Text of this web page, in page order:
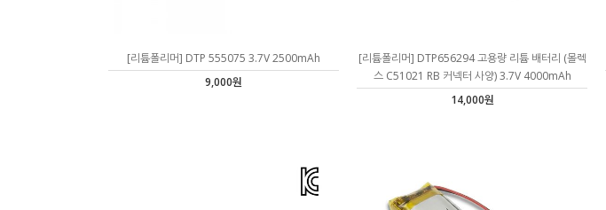
[리튬폴리머] DTP 555075 3.7V 2500mAh
9,000원
[리튬폴리머] DTP656294 고용량 리튬 배터리 (몰렉
스 C51021 RB 커넥터 사양) 3.7V 4000mAh
14,000원